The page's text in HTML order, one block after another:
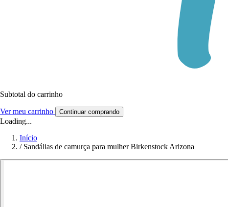
Subtotal do carrinho
Ver meu carrinho Continuar comprando
Loading...
Início
/ Sandálias de camurça para mulher Birkenstock Arizona